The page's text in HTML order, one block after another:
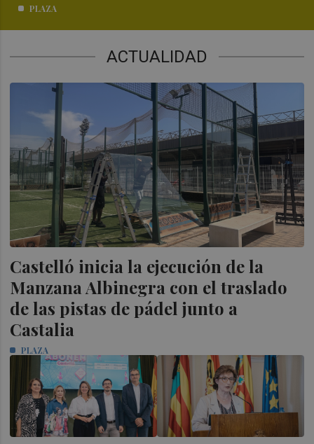
PLAZA
ACTUALIDAD
Castelló inicia la ejecución de la
Manzana Albinegra con el traslado
de las pistas de pádel junto a
Castalia
PLAZA